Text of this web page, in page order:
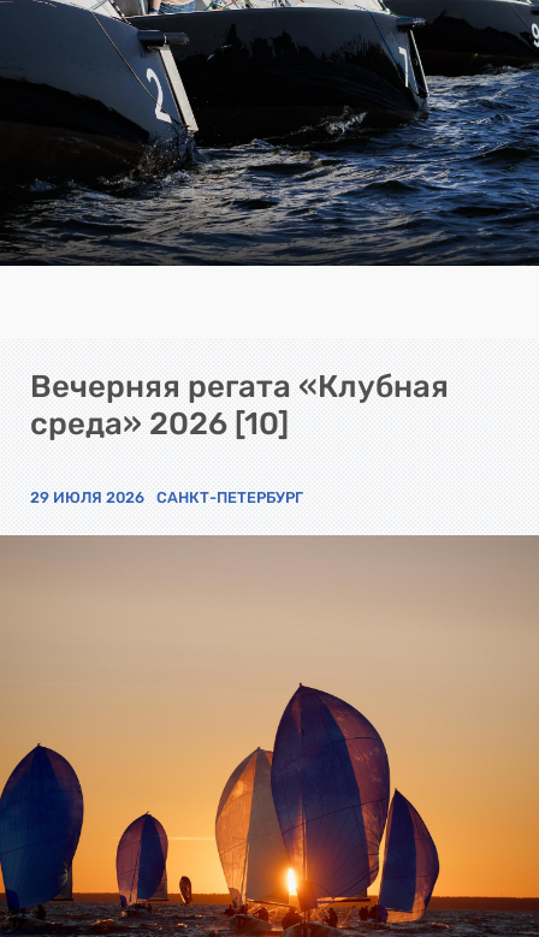
Вечерняя регата «Клубная
среда» 2026 [10]
29 ИЮЛЯ 2026 САНКТ-ПЕТЕРБУРГ